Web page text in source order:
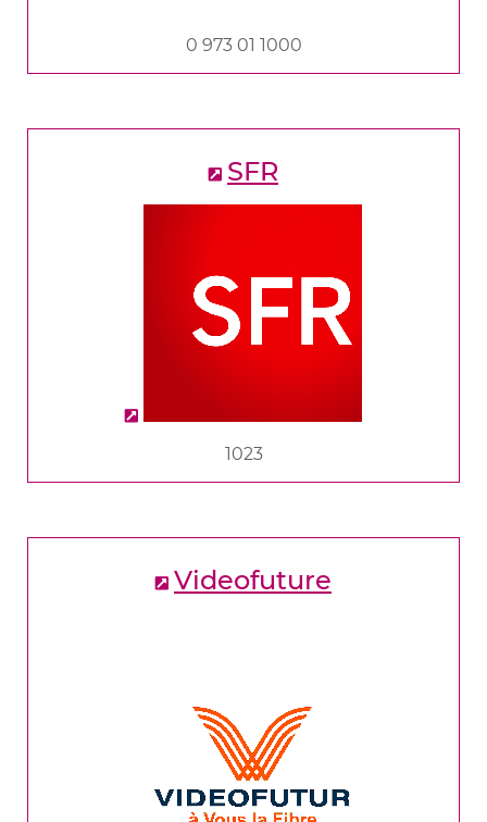
0 973 01 1000
SFR
1023
Videofuture